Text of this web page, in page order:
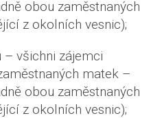
obou zaměstnaných
z okolních vesnic);
všichni zájemci
matek –
obou zaměstnaných
z okolních vesnic);